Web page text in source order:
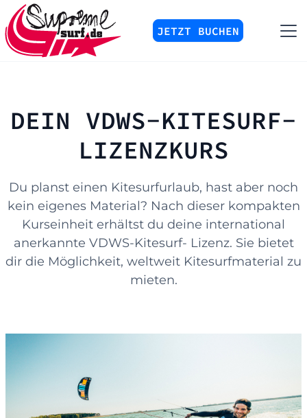
JETZT BUCHEN
DEIN VDWS-KITESURF-
LIZENZKURS
Du planst einen Kitesurfurlaub, hast aber noch
kein eigenes Material? Nach dieser kompakten
Kurseinheit erhältst du deine international
anerkannte VDWS-Kitesurf- Lizenz. Sie bietet
dir die Möglichkeit, weltweit Kitesurfmaterial zu
mieten.